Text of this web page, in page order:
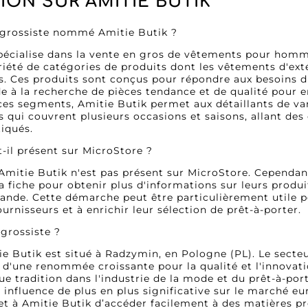
nommé Amitie Butik ?
dans la vente en gros de vêtements pour
de catégories de produits dont les vêtements
Ces produits sont conçus pour répondre aux besoins
à la recherche de pièces tendance et de qualité pour
segments, Amitie Butik permet aux détaillants de
qui couvrent plusieurs occasions et saisons, allant des
il présent sur MicroStore ?
Butik n'est pas présent sur MicroStore.
fiche pour obtenir plus d'informations sur leurs
Cette démarche peut être particulièrement utile
et à enrichir leur sélection de prêt-à-porter.
?
Butik est situé à Radzymin, en Pologne (PL). Le
renommée croissante pour la qualité et
tradition dans l'industrie de la mode et du prêt-à-
de plus en plus significative sur le marché
à Amitie Butik d’accéder facilement à des matières